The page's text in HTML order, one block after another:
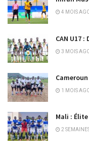
4 MOIS
CAN U17
3 MOIS
1 MOIS
Mali :
2